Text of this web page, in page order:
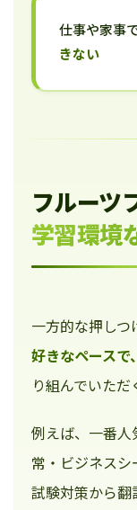
仕事や家事
きない
フルーツ
学習環境
一方的な押しつ
好きなペースで
り組んでいただ
例えば、一番人
常・ビジネス
試験対策から翻